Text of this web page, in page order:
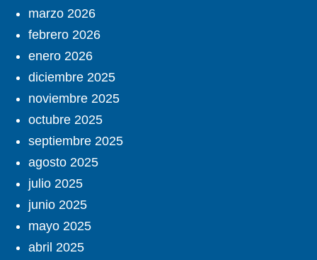
marzo 2026
febrero 2026
enero 2026
diciembre 2025
noviembre 2025
octubre 2025
septiembre 2025
agosto 2025
julio 2025
junio 2025
mayo 2025
abril 2025